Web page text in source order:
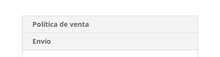
Política de venta
Envío